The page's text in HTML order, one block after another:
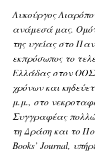
Λυκούργος
ανάμεσά μας.
της υγείας στο
εκπρόσωπος το
Ελλάδας στον
χρόνων και
μ.μ., στο
Συγγραφέας
τη Δράση και το
Books’ Journal,